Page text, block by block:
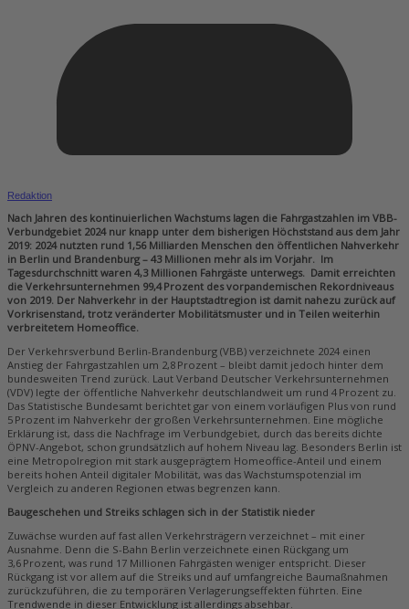
Redaktion
Nach Jahren des kontinuierlichen Wachstums lagen die Fahrgastzahlen im VBB-
Verbundgebiet 2024 nur knapp unter dem bisherigen Höchststand aus dem Jahr
2019: 2024 nutzten rund 1,56 Milliarden Menschen den öffentlichen Nahverkehr
in Berlin und Brandenburg – 43 Millionen mehr als im Vorjahr. Im
Tagesdurchschnitt waren 4,3 Millionen Fahrgäste unterwegs. Damit erreichten
die Verkehrsunternehmen 99,4 Prozent des vorpandemischen Rekordniveaus
von 2019. Der Nahverkehr in der Hauptstadtregion ist damit nahezu zurück auf
Vorkrisenstand, trotz veränderter Mobilitätsmuster und in Teilen weiterhin
verbreitetem Homeoffice.
Der Verkehrsverbund Berlin-Brandenburg (VBB) verzeichnete 2024 einen
Anstieg der Fahrgastzahlen um 2,8 Prozent – bleibt damit jedoch hinter dem
bundesweiten Trend zurück. Laut Verband Deutscher Verkehrsunternehmen
(VDV) legte der öffentliche Nahverkehr deutschlandweit um rund 4 Prozent zu.
Das Statistische Bundesamt berichtet gar von einem vorläufigen Plus von rund
5 Prozent im Nahverkehr der großen Verkehrsunternehmen. Eine mögliche
Erklärung ist, dass die Nachfrage im Verbundgebiet, durch das bereits dichte
ÖPNV-Angebot, schon grundsätzlich auf hohem Niveau lag. Besonders Berlin ist
eine Metropolregion mit stark ausgeprägtem Homeoffice-Anteil und einem
bereits hohen Anteil digitaler Mobilität, was das Wachstumspotenzial im
Vergleich zu anderen Regionen etwas begrenzen kann.
Baugeschehen und Streiks schlagen sich in der Statistik nieder
Zuwächse wurden auf fast allen Verkehrsträgern verzeichnet – mit einer
Ausnahme. Denn die S-Bahn Berlin verzeichnete einen Rückgang um
3,6 Prozent, was rund 17 Millionen Fahrgästen weniger entspricht. Dieser
Rückgang ist vor allem auf die Streiks und auf umfangreiche Baumaßnahmen
zurückzuführen, die zu temporären Verlagerungseffekten führten. Eine
Trendwende in dieser Entwicklung ist allerdings absehbar.